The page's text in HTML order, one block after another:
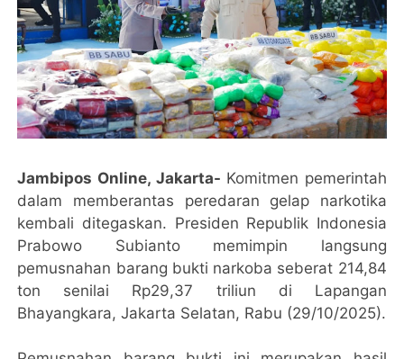
Jambipos Online, Jakarta- Komitmen pemerintah
dalam memberantas peredaran gelap narkotika
kembali ditegaskan. Presiden Republik Indonesia
Prabowo Subianto memimpin langsung
pemusnahan barang bukti narkoba seberat 214,84
ton senilai Rp29,37 triliun di Lapangan
Bhayangkara, Jakarta Selatan, Rabu (29/10/2025).